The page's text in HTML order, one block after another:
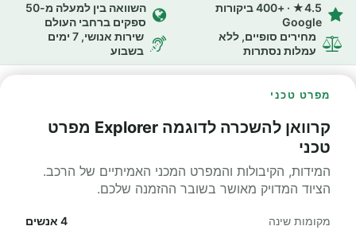
4.5★ · +400 ביקורות
Google
השוואה בין למעלה מ-50
ספקים ברחבי העולם
מחירים סופיים, ללא
עמלות נסתרות
שירות אנושי, 7 ימים
בשבוע
מפרט טכני
קרוואן להשכרה לדוגמה Explorer מפרט
טכני
המידות, הקיבולות והמפרט המכני האמיתיים של הרכב.
הציוד המדויק מאושר בשובר ההזמנה שלכם.
מקומות שינה 4 אנשים